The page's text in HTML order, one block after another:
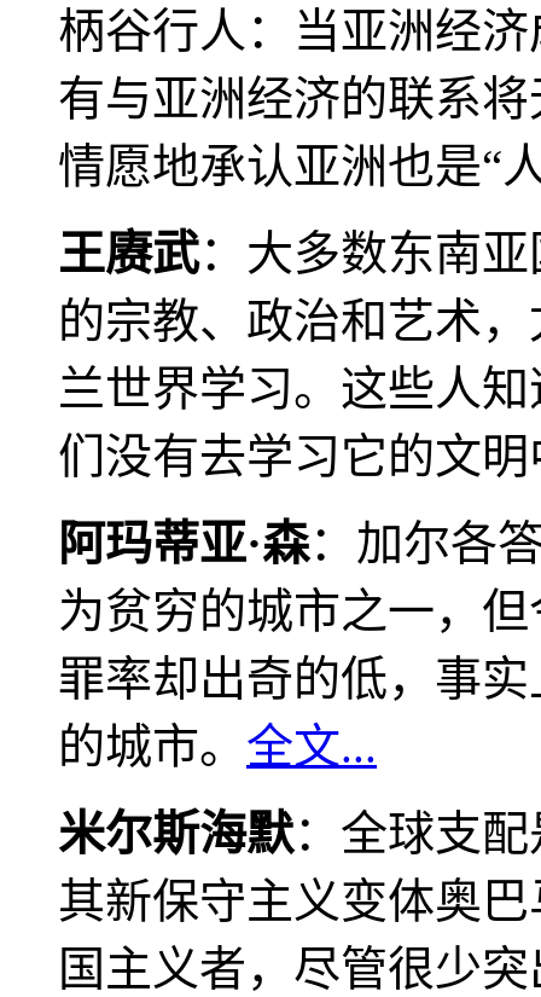
柄谷行人：当亚洲经
有与亚洲经济的联系
情愿地承认亚洲也是“
王赓武：大多数东南
的宗教、政治和艺术
兰世界学习。这些人
们没有去学习它的文
阿玛蒂亚·森：加尔各
为贫穷的城市之一，
罪率却出奇的低，事
的城市。 全文...
米尔斯海默：全球支
其新保守主义变体奥
国主义者，尽管很少